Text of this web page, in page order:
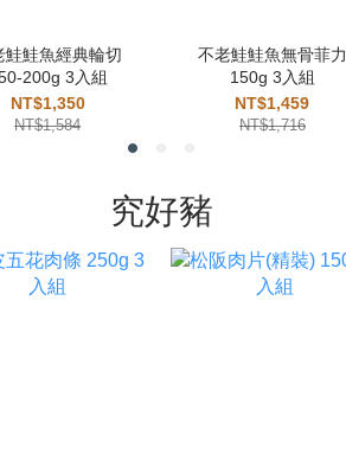
鮭鮭魚經典輪切
150-200g 3入組
NT$1,350
NT$1,584
不老鮭鮭魚無骨菲力
150g 3入組
NT$1,459
NT$1,716
究好豬